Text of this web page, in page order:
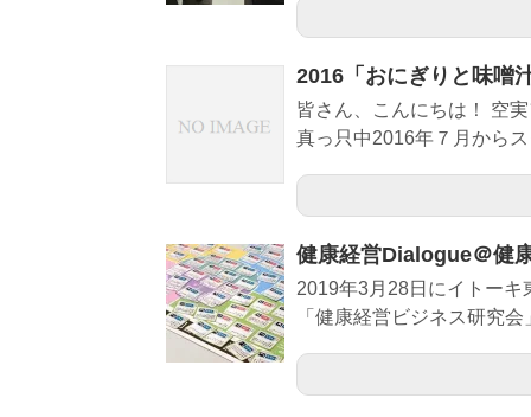
2016「おにぎりと味噌
皆さん、こんにちは！ 空
真っ只中2016年７月から
健康経営Dialogue＠健
2019年3月28日にイトー
「健康経営ビジネス研究